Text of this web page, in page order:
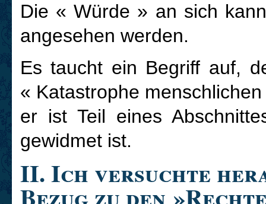
Die « Würde » an sich
angesehen werden.
Es taucht ein Begriff auf,
« Katastrophe
er ist Teil eines
gewidmet ist.
II. Ich versuchte